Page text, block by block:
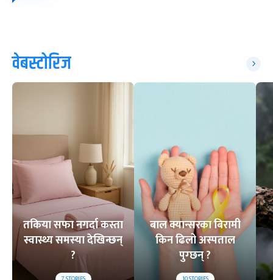
वेबस्टोरिज
तकिया सफा नगर्दा कस्ता
स्वास्थ्य समस्या देखिन्छन्
?
बाल क्यान्सरका बिरामी
किन ढिलो अस्पताल
पुग्छन् ?